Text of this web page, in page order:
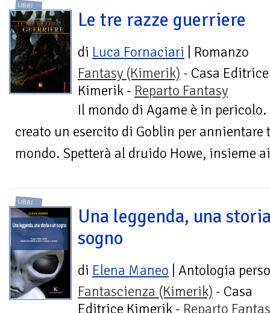
LIBRI
Le tre razze guerriere
di Luca Fornaciari | Romanzo
Fantasy (Kimerik) - Casa Editrice
Kimerik - Reparto Fantasy
Il mondo di Agame è in
creato un esercito di Goblin per annientare
mondo. Spetterà al druido Howe, insieme
LIBRI
Una leggenda, una
sogno
di Elena Maneo | Antologia
Fantascienza (Kimerik) - Casa
Editrice Kimerik - Reparto